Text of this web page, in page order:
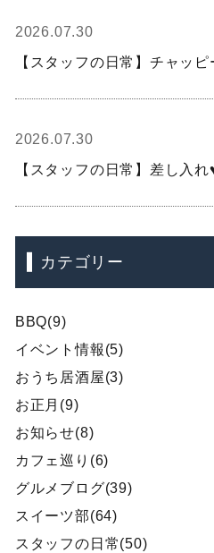
2026.07.30
【スタッフの日常】チャッ
2026.07.30
【スタッフの日常】差し入れ
カテゴリー
BBQ(9)
イベント情報(5)
おうち居酒屋(3)
お正月(9)
お知らせ(8)
カフェ巡り(6)
グルメブログ(39)
スイーツ部(64)
スタッフの日常(50)